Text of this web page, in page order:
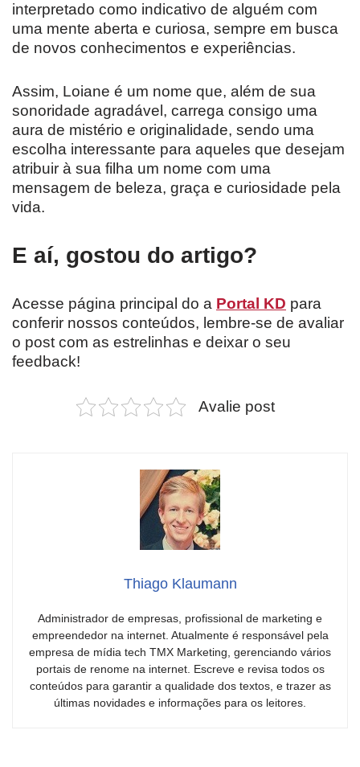
interpretado como indicativo de alguém com
uma mente aberta e curiosa, sempre em busca
de novos conhecimentos e experiências.
Assim, Loiane é um nome que, além de sua
sonoridade agradável, carrega consigo uma
aura de mistério e originalidade, sendo uma
escolha interessante para aqueles que desejam
atribuir à sua filha um nome com uma
mensagem de beleza, graça e curiosidade pela
vida.
E aí, gostou do artigo?
Acesse página principal do a Portal KD para
conferir nossos conteúdos, lembre-se de avaliar
o post com as estrelinhas e deixar o seu
feedback!
Avalie post
Thiago Klaumann
Administrador de empresas, profissional de marketing e
empreendedor na internet. Atualmente é responsável pela
empresa de mídia tech TMX Marketing, gerenciando vários
portais de renome na internet. Escreve e revisa todos os
conteúdos para garantir a qualidade dos textos, e trazer as
últimas novidades e informações para os leitores.